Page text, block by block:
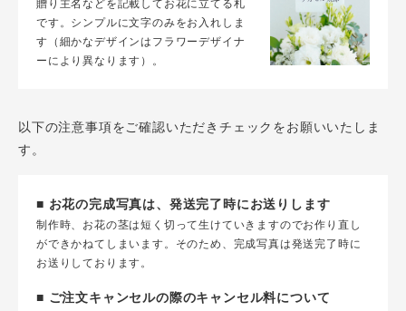
贈り主名などを記載してお花に立てる札
です。シンプルに文字のみをお入れしま
す（細かなデザインはフラワーデザイナ
ーにより異なります）。
以下の注意事項をご確認いただきチェックをお願いいたしま
す。
■ お花の完成写真は、発送完了時にお送りします
制作時、お花の茎は短く切って生けていきますのでお作り直し
ができかねてしまいます。そのため、完成写真は発送完了時に
お送りしております。
■ ご注文キャンセルの際のキャンセル料について